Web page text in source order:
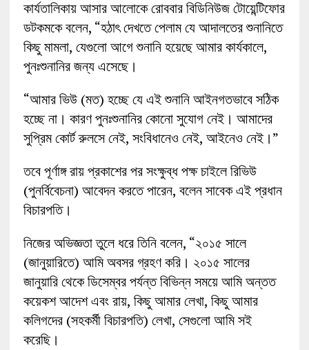
কার্যতালিকায় আসার আলোকে রোববার বিডিনিউজ টোয়েন্টিফোর
ডটকমকে বলেন, “হঠাৎ দেখতে পেলাম যে আদালতের শুনানিতে
কিছু মামলা, যেগুলো আগে শুনানি হয়েছে আমার কার্যকালে,
পুনঃশুনানির জন্য এসেছে।
“আমার ভিউ (মত) হচ্ছে যে এই শুনানি আইনগতভাবে সঠিক
হচ্ছে না। কারণ পুনঃশুনানির কোনো সুযোগ নেই। আমাদের
সুপ্রিম কোর্ট রুলসে নেই, সংবিধানেও নেই, আইনেও নেই।”
তবে পূর্ণাঙ্গ রায় প্রকাশের পর সংক্ষুব্ধ পক্ষ চাইলে রিভিউ
(পুনর্বিবেচনা) আবেদন করতে পারেন, বলেন সাবেক এই প্রধান
বিচারপতি।
নিজের অভিজ্ঞতা তুলে ধরে তিনি বলেন, “২০১৫ সালে
(জানুয়ারিতে) আমি অবসর গ্রহণ করি। ২০১৫ সালের
জানুয়ারি থেকে ডিসেম্বর পর্যন্ত বিভিন্ন সময়ে আমি অন্তত
কয়েকশ আদেশ এবং রায়, কিছু আমার লেখা, কিছু আমার
কলিগদের (সহকর্মী বিচারপতি) লেখা, সেগুলো আমি সই
করেছি।